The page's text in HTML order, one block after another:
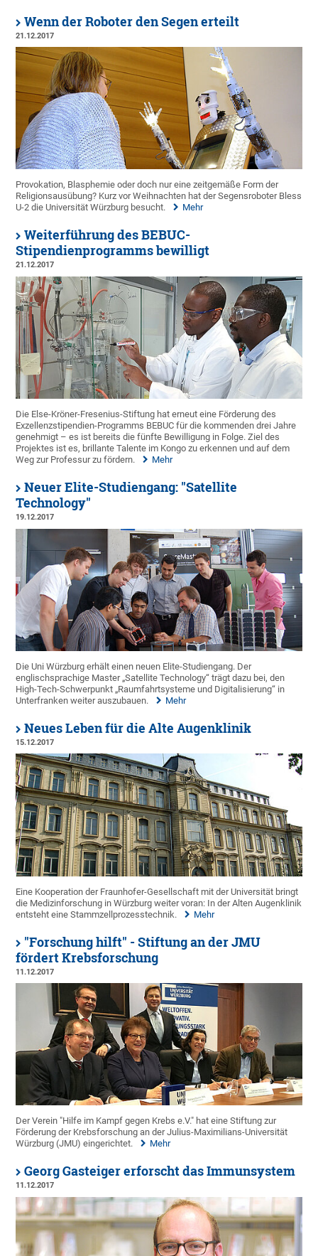
Wenn der Roboter den Segen erteilt
21.12.2017
Provokation, Blasphemie oder doch nur eine zeitgemäße Form der
Religionsausübung? Kurz vor Weihnachten hat der Segensroboter Bless
U-2 die Universität Würzburg besucht.
Mehr
Weiterführung des BEBUC-
Stipendienprogramms bewilligt
21.12.2017
Die Else-Kröner-Fresenius-Stiftung hat erneut eine Förderung des
Exzellenzstipendien-Programms BEBUC für die kommenden drei Jahre
genehmigt – es ist bereits die fünfte Bewilligung in Folge. Ziel des
Projektes ist es, brillante Talente im Kongo zu erkennen und auf dem
Weg zur Professur zu fördern.
Mehr
Neuer Elite-Studiengang: "Satellite
Technology"
19.12.2017
Die Uni Würzburg erhält einen neuen Elite-Studiengang. Der
englischsprachige Master „Satellite Technology“ trägt dazu bei, den
High-Tech-Schwerpunkt „Raumfahrtsysteme und Digitalisierung“ in
Unterfranken weiter auszubauen.
Mehr
Neues Leben für die Alte Augenklinik
15.12.2017
Eine Kooperation der Fraunhofer-Gesellschaft mit der Universität bringt
die Medizinforschung in Würzburg weiter voran: In der Alten Augenklinik
entsteht eine Stammzellprozesstechnik.
Mehr
"Forschung hilft" - Stiftung an der JMU
fördert Krebsforschung
11.12.2017
Der Verein "Hilfe im Kampf gegen Krebs e.V." hat eine Stiftung zur
Förderung der Krebsforschung an der Julius-Maximilians-Universität
Würzburg (JMU) eingerichtet.
Mehr
Georg Gasteiger erforscht das Immunsystem
11.12.2017